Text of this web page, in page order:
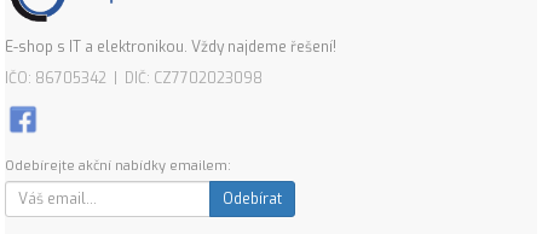
E-shop s IT a elektronikou. Vždy najdeme řešení!
IČO: 86705342 | DIČ: CZ7702023098
Odebírejte akční nabídky emailem:
Odebírat